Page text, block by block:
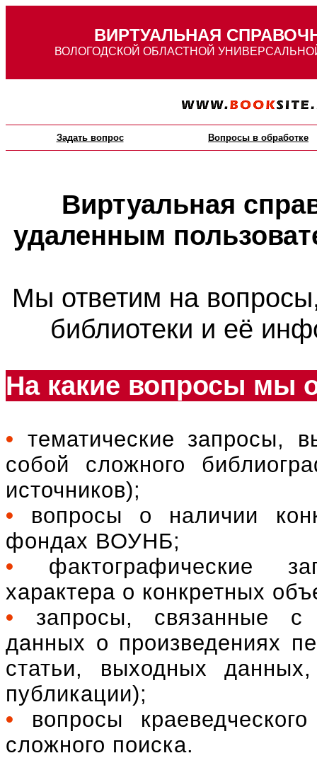
ВИРТУАЛЬНАЯ
ВОЛОГОДСКОЙ ОБЛАСТНОЙ
Задать вопрос Вопросы в обработке
Виртуальная
удаленным
Мы ответим на
библиотеки и её
На какие вопросы мы
• тематические запросы,
собой сложного
источников);
• вопросы о наличии
фондах ВОУНБ;
• фактографические
характера о конкретных
• запросы, связанные с
данных о произведениях
статьи, выходных
публикации);
• вопросы
сложного поиска.